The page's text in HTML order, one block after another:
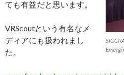
ても有益だと思います。
VRScoutという有名なメ
ディアにも扱われまし
た。